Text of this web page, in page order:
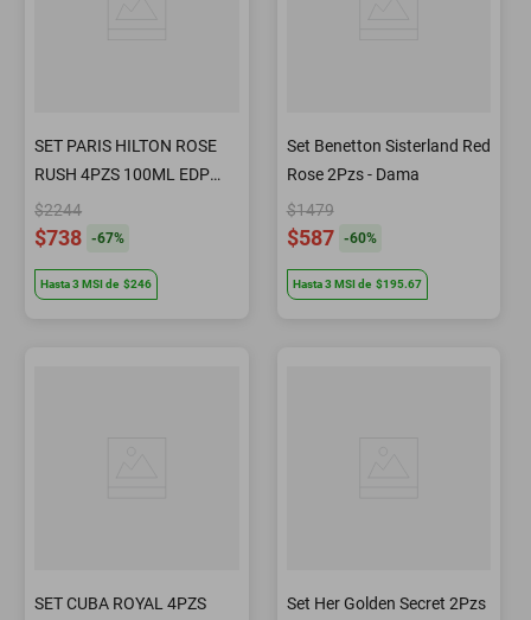
SET PARIS HILTON ROSE
RUSH 4PZS 100ML EDP
SPRAY/ BODY LOTION
90ML/ SHOWER GEL
$2244
$738 -67%
Hasta3 MSIde $246
Set Benetton Sisterland Red
Rose 2Pzs - Dama
$1479
$587 -60%
Hasta3 MSIde $195.67
SET CUBA ROYAL 4PZS
Set Her Golden Secret 2Pzs